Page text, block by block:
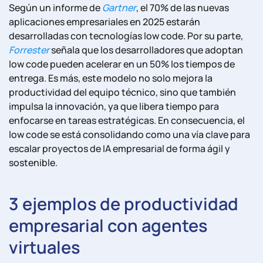
Según un informe deGartner, el 70% de las nuevas
aplicaciones empresariales en 2025 estarán
desarrolladas con tecnologías low code. Por su parte,
Forresterseñala que los desarrolladores que adoptan
low code pueden acelerar en un 50% los tiempos de
entrega. Es más, este modelo no solo mejora la
productividad del equipo técnico, sino que también
impulsa la innovación, ya que libera tiempo para
enfocarse en tareas estratégicas. En consecuencia, el
low code se está consolidando como una vía clave para
escalar proyectos de IA empresarial de forma ágil y
sostenible.
3 ejemplos de productividad
empresarial con agentes
virtuales